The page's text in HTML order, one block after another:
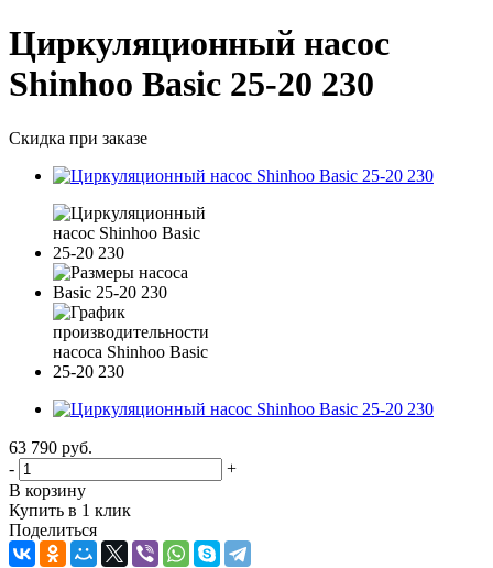
Циркуляционный насос
Shinhoo Basic 25-20 230
Скидка при заказе
63 790 руб.
-
+
В корзину
Купить в 1 клик
Поделиться